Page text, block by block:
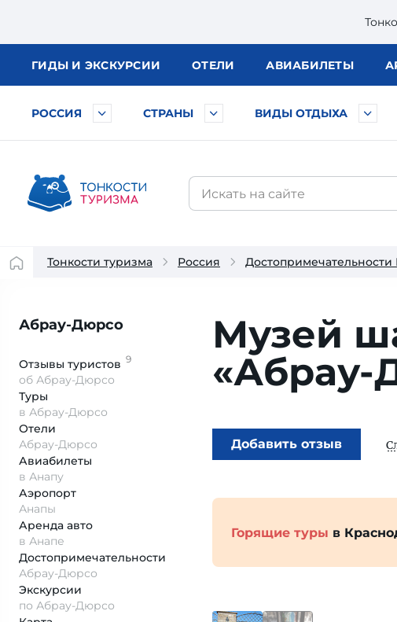
ГИДЫ И ЭКСКУРСИИ ОТЕЛИ АВИАБИЛЕТЫ
РОССИЯ СТРАНЫ ВИДЫ ОТДЫХА
Тонкости туризма Россия Достопримечательности
Абрау-Дюрсо
Отзывы туристов 9
об Абрау-Дюрсо
Туры
в Абрау-Дюрсо
Отели
Абрау-Дюрсо
Авиабилеты
в Анапу
Аэропорт
Анапы
Аренда авто
в Анапе
Достопримеча­тельности
Абрау-Дюрсо
Экскурсии
по Абрау-Дюрсо
Музей
«Абрау-
Добавить отзыв
Горящие туры в